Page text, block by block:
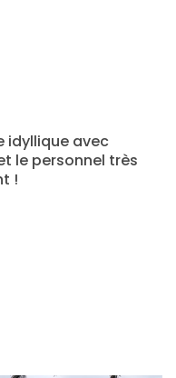
idyllique avec
le personnel très
!